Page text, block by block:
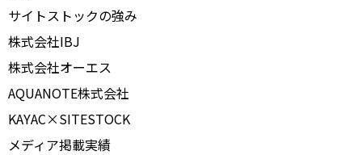
サイトストックの強み
株式会社IBJ
株式会社オーエス
AQUANOTE株式会社
KAYAC×SITESTOCK
メディア掲載実績